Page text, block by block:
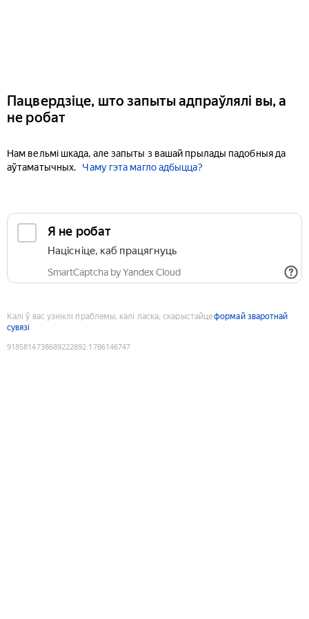
Пацвердзіце, што запыты адпраўлялі вы, а
не робат
Нам вельмі шкада, але запыты з вашай прылады падобныя да
аўтаматычных.
Чаму гэта магло адбыцца?
Я не робат
Націсніце, каб працягнуць
SmartCaptcha by Yandex Cloud
Калі ў вас узніклі праблемы, калі ласка, скарыстайцеформай зваротнай
сувязі
9185814738689222892:1786146747